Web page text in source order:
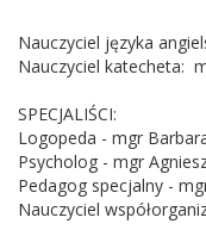
Nauczyciel języka
Nauczyciel katecheta:
SPECJALIŚCI:
Logopeda - mgr
Psycholog - mgr
Pedagog specjalny -
Nauczyciel